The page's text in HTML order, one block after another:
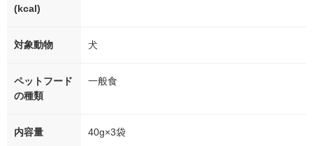
(kcal)
対象動物 犬
ペットフード
の種類
一般食
内容量 40g×3袋